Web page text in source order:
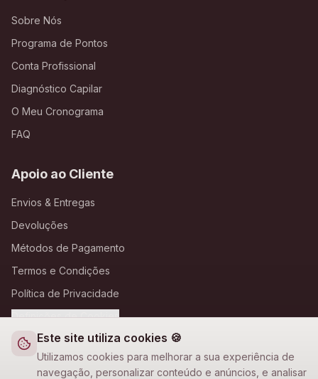
Este site utiliza cookies 🍪
Utilizamos cookies para melhorar a sua experiência de
navegação, personalizar conteúdo e anúncios, e analisar
Sobre Nós
Programa de Pontos
Conta Profissional
Diagnóstico Capilar
O Meu Cronograma
FAQ
Apoio ao Cliente
Envios & Entregas
Devoluções
Métodos de Pagamento
Termos e Condições
Política de Privacidade
Definições de Cookies
A Loja Nova